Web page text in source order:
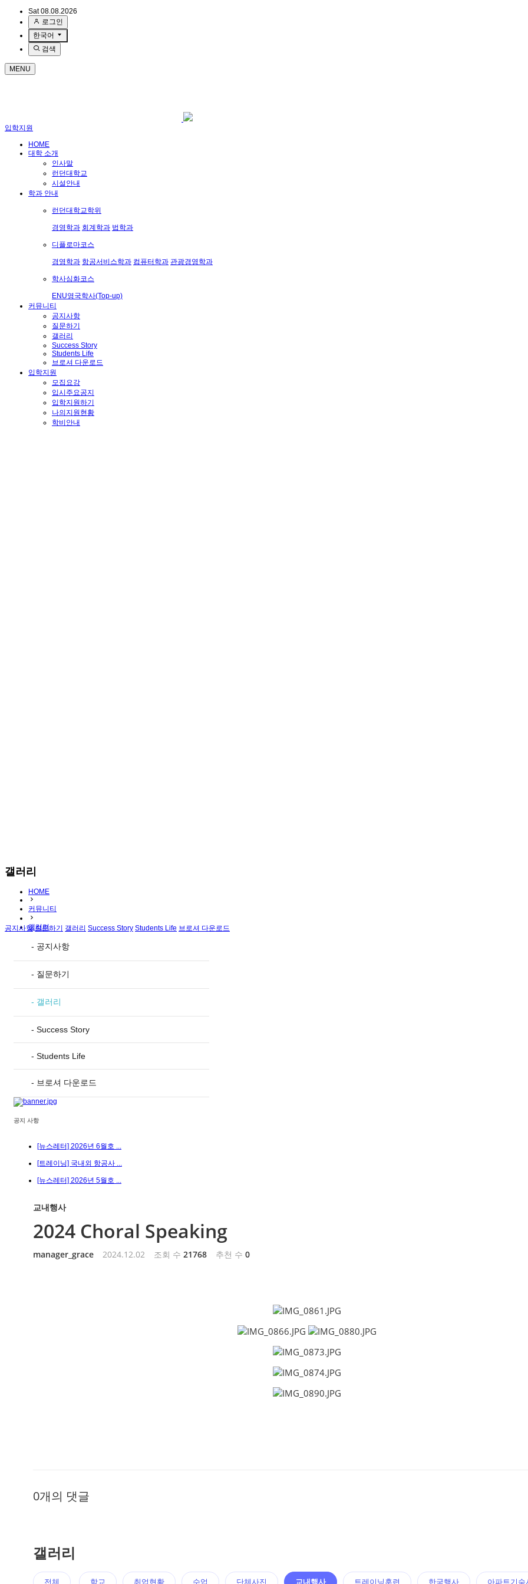
Sat 08.08.2026
로그인
한국어
검색
MENU
입학지원
HOME
대학 소개
인사말
런던대학교
시설안내
학과 안내
런던대학교학위
경영학과 회계학과 법학과
디플로마코스
경영학과 항공서비스학과 컴퓨터학과 관광경영학과
학사심화코스
ENU영국학사(Top-up)
커뮤니티
공지사항
질문하기
갤러리
Success Story
Students Life
브로셔 다운로드
입학지원
모집요강
입시주요공지
입학지원하기
나의지원현황
학비안내
갤러리
HOME
커뮤니티
갤러리
공지사항 질문하기 갤러리 Success Story Students Life 브로셔 다운로드
- 공지사항
- 질문하기
- 갤러리
- Success Story
- Students Life
- 브로셔 다운로드
공지 사항
[뉴스레터] 2026년 6월호 ...
[트레이닝] 국내외 항공사 ...
[뉴스레터] 2026년 5월호 ...
교내행사
2024 Choral Speaking
manager_grace 2024.12.02 조회 수 21768 추천 수 0
0개의 댓글
갤러리
전체 학교 취업현황 수업 단체사진 교내행사 트레이닝훈련 한국행사 아파트기숙